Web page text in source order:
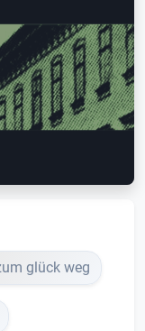
glück weg